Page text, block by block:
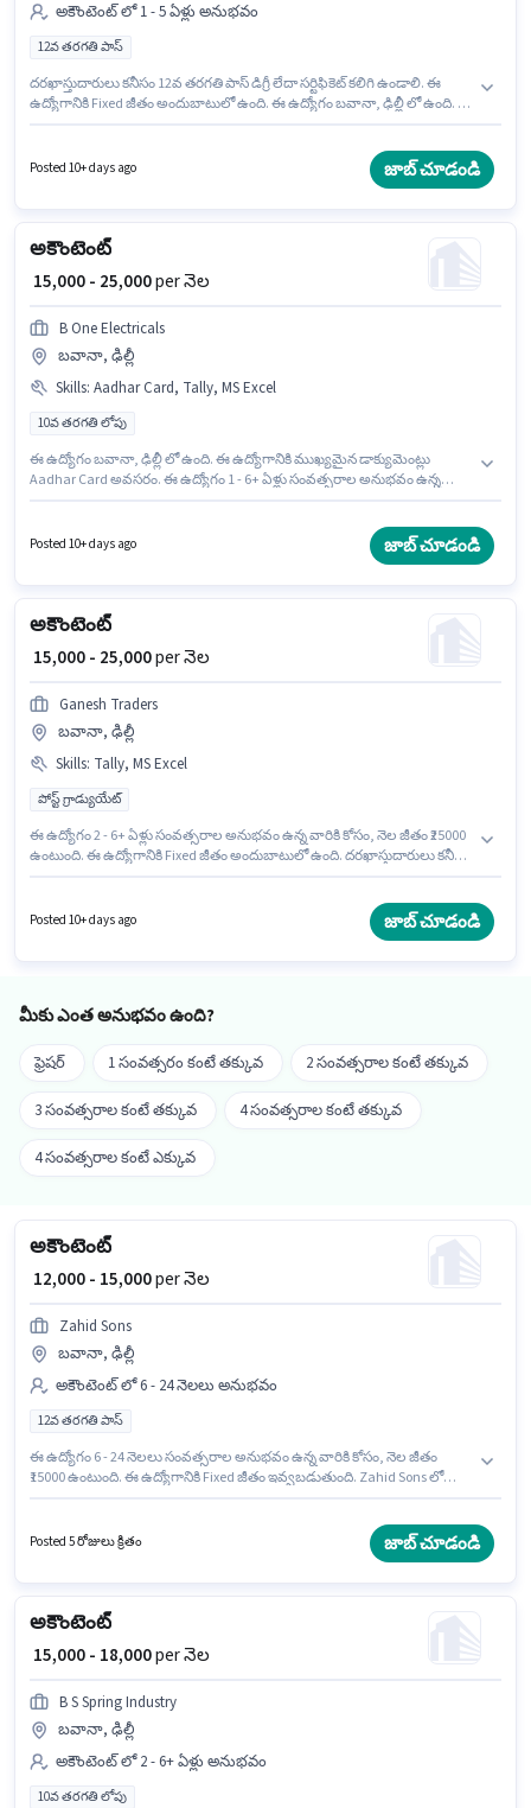
అకౌంటెంట్ లో 1 - 5 ఏళ్లు అనుభవం
12వ తరగతి పాస్
దరఖాస్తుదారులు కనీసం 12వ తరగతి పాస్ డిగ్రీ లేదా సర్టిఫికెట్ కలిగి ఉండాలి. ఈ
ఉద్యోగానికి Fixed జీతం అందుబాటులో ఉంది. ఈ ఉద్యోగం బవానా, ఢిల్లీ లో ఉంది. ఈ
విభాగంలో అకౌంట్స్ అసిస్టెంట్ ఉద్యోగానికి క్రియాశీలకంగా నియామకం జరుగుతోంది.
Posted 10+ days ago జాబ్ చూడండి
అకౌంటెంట్
₹ 15,000 - 25,000per నెల
B One Electricals
బవానా, ఢిల్లీ
Skills: Aadhar Card, Tally, MS Excel
10వ తరగతి లోపు
ఈ ఉద్యోగం బవానా, ఢిల్లీ లో ఉంది. ఈ ఉద్యోగానికి ముఖ్యమైన డాక్యుమెంట్లు
Aadhar Card అవసరం. ఈ ఉద్యోగం 1 - 6+ ఏళ్లు సంవత్సరాల అనుభవం ఉన్న
B One Electricals అకౌంటెంట్ విభాగంలో అకౌంటెంట్ ఉద్యోగానికి క్రియాశీలకంగా
నియామకం జరుగుతోంది. ఈ ఉద్యోగానికి Fixed జీతం అందుబాటులో ఉంది.
Posted 10+ days ago జాబ్ చూడండి
అకౌంటెంట్
₹ 15,000 - 25,000per నెల
Ganesh Traders
బవానా, ఢిల్లీ
Skills: Tally, MS Excel
పోస్ట్ గ్రాడ్యుయేట్
ఈ ఉద్యోగం 2 - 6+ ఏళ్లు సంవత్సరాల అనుభవం ఉన్న వారికి కోసం, నెల జీతం ₹25000
ఉంటుంది. ఈ ఉద్యోగానికి Fixed జీతం అందుబాటులో ఉంది. దరఖాస్తుదారులు కనీసం
అకౌంటెంట్ విభాగంలో అకౌంటెంట్ గా చేరండి.
Posted 10+ days ago జాబ్ చూడండి
మీకు ఎంత అనుభవం ఉంది?
ఫ్రెషర్ 1 సంవత్సరం కంటే తక్కువ 2 సంవత్సరాల కంటే తక్కువ
3 సంవత్సరాల కంటే తక్కువ 4 సంవత్సరాల కంటే తక్కువ
4 సంవత్సరాల కంటే ఎక్కువ
అకౌంటెంట్
₹ 12,000 - 15,000per నెల
Zahid Sons
బవానా, ఢిల్లీ
అకౌంటెంట్ లో 6 - 24 నెలలు అనుభవం
12వ తరగతి పాస్
ఈ ఉద్యోగం 6 - 24 నెలలు సంవత్సరాల అనుభవం ఉన్న వారికి కోసం, నెల జీతం
₹15000 ఉంటుంది. ఈ ఉద్యోగానికి Fixed జీతం ఇవ్వబడుతుంది. Zahid Sons లో
Posted 5 రోజులు క్రితం జాబ్ చూడండి
అకౌంటెంట్
₹ 15,000 - 18,000per నెల
B S Spring Industry
బవానా, ఢిల్లీ
అకౌంటెంట్ లో 2 - 6+ ఏళ్లు అనుభవం
10వ తరగతి లోపు